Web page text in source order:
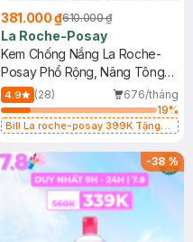
381.000 ₫610.000 ₫
La Roche-Posay
Kem Chống Nắng La Roche-
Posay Phổ Rộng, Nâng Tông
Kiềm Dầu 50ml
4.9 (28)
676/tháng
19%
Bill La roche-posay 399K Tặng
(SL có hạn)
-38%